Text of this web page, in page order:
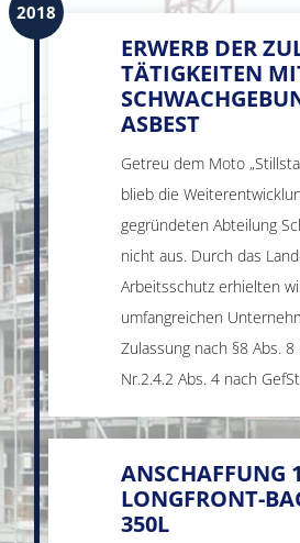
2018
ERWERB DER
TÄTIGKEITEN
ASBEST
Getreu dem Moto
blieb die
gegründeten Abteilung
nicht aus. Durch das
Arbeitsschutz erhielten
umfangreichen
Zulassung nach §8 Abs. 8
Nr.2.4.2 Abs. 4 nach
ANSCHAFFUNG
LONGFRONT-
350L